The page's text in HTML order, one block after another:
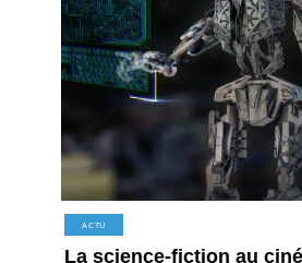
ACTU
La science-fiction au